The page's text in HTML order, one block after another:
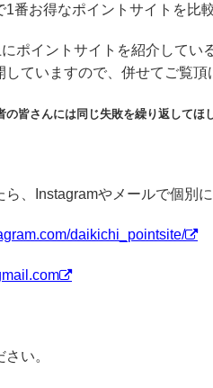
番お得なポイントサイトを比
ポイントサイトを紹介してい
していますので、併せてご覧
皆さんには同じ失敗を繰り返してほ
、Instagramやメールで個別
daikichi_pointsite/
い。